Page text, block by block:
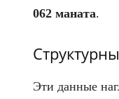
062 маната.
Эти данные